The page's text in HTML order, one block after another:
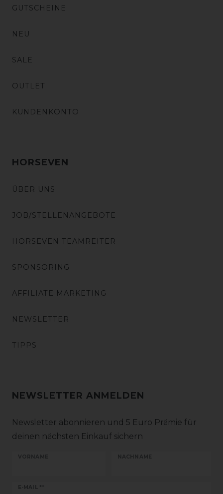
GUTSCHEINE
NEU
SALE
OUTLET
KUNDENKONTO
HORSEVEN
ÜBER UNS
JOB/STELLENANGEBOTE
HORSEVEN TEAMREITER
SPONSORING
AFFILIATE MARKETING
NEWSLETTER
TIPPS
NEWSLETTER ANMELDEN
Newsletter abonnieren und 5 Euro Prämie für
deinen nächsten Einkauf sichern
VORNAME NACHNAME
E-MAIL **
Newsletter